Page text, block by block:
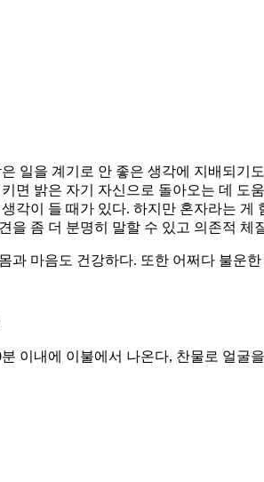
일을 계기로 안 좋은 생각에 지배되
면 밝은 자기 자신으로 돌아오는 데 도
각이 들 때가 있다. 하지만 혼자라는
을 좀 더 분명히 말할 수 있고 의존적 체
과 마음도 건강하다. 또한 어쩌다 불운
이내에 이불에서 나온다, 찬물로 얼